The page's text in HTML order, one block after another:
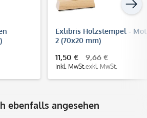
Exlibris Holzstempel -
2 (70x20 mm)
11,50 €
inkl. MwSt.
9,66 €
exkl. MwSt.
ebenfalls angesehen